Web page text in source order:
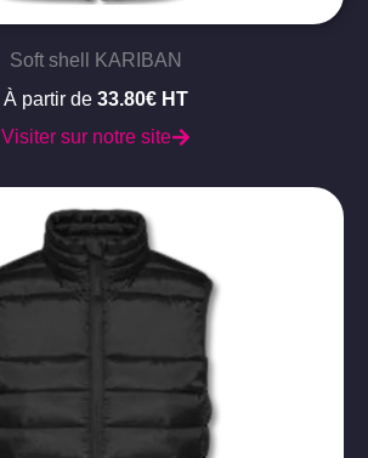
Soft shell KARIBAN
À partir de 33.80€ HT
Visiter sur notre site